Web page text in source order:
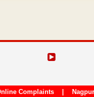
Complaints|